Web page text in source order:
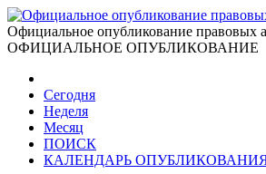
Официальное опубликование правовых
ОФИЦИАЛЬНОЕ ОПУБЛИКОВАНИЕ
Сегодня
Неделя
Месяц
ПОИСК
КАЛЕНДАРЬ